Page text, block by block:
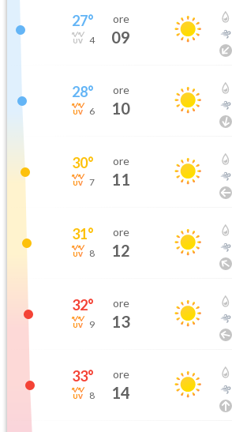
27°
4
ore
09
28°
6
ore
10
30°
7
ore
11
31°
8
ore
12
32°
9
ore
13
33°
8
ore
14